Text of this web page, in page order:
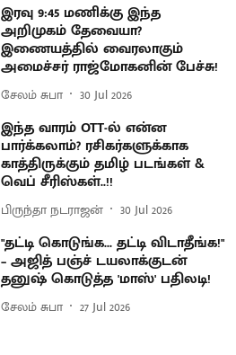
இரவு 9:45 மணிக்கு இந்த
அறிமுகம் தேவையா?
இணையத்தில் வைரலாகும்
அமைச்சர் ராஜ்மோகனின் பேச்சு!
சேலம் சுபா 30 Jul 2026
இந்த வாரம் OTT-ல் என்ன
பார்க்கலாம்? ரசிகர்களுக்காக
காத்திருக்கும் தமிழ் படங்கள் &
வெப் சீரிஸ்கள்..!!
பிருந்தா நடராஜன் 30 Jul 2026
"தட்டி கொடுங்க... தட்டி விடாதீங்க!"
– அஜித் பஞ்ச் டயலாக்குடன்
தனுஷ் கொடுத்த 'மாஸ்' பதிலடி!
சேலம் சுபா 27 Jul 2026